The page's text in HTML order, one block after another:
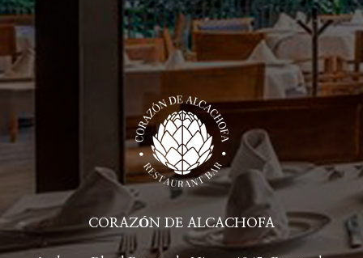
CORAZÓN DE ALCACHOFA